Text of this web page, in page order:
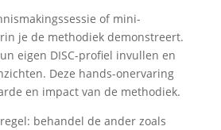
of mini-
je de methodiek demonstreert.
eigen DISC-profiel invullen en
Deze hands-onervaring
en impact van de methodiek.
behandel de ander zoals